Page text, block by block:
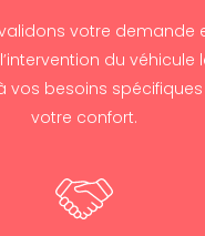
votre demande
du véhicule
vos besoins
votre confort.